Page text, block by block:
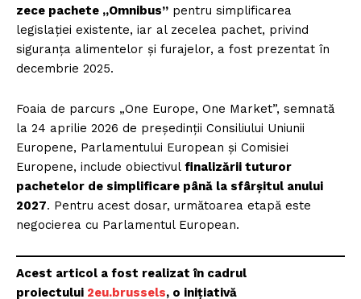
zece pachete „Omnibus” pentru simplificarea
legislației existente, iar al zecelea pachet, privind
siguranța alimentelor și furajelor, a fost prezentat în
decembrie 2025.
Foaia de parcurs „One Europe, One Market”, semnată
la 24 aprilie 2026 de președinții Consiliului Uniunii
Europene, Parlamentului European și Comisiei
Europene, include obiectivul finalizării tuturor
pachetelor de simplificare până la sfârșitul anului
2027. Pentru acest dosar, următoarea etapă este
negocierea cu Parlamentul European.
Acest articol a fost realizat în cadrul
proiectului 2eu.brussels, o inițiativă